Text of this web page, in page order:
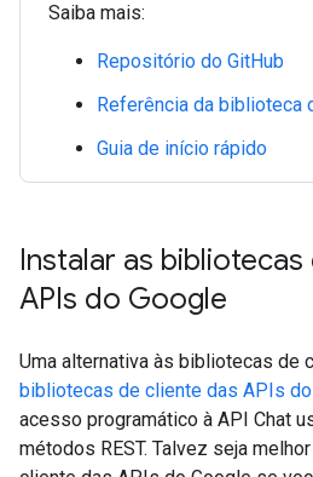
Saiba mais:
Repositório do GitHub
Referência da biblioteca
Guia de início rápido
Instalar as
APIs do Google
Uma alternativa às bibliotecas de
bibliotecas de cliente das APIs
acesso programático à API Chat
métodos REST. Talvez seja